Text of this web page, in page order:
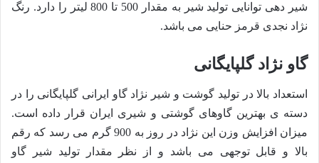
شیر دهی توانایی تولید شیر به مقدار 500 تا 800 لیتر را دارد. رنگ
نژاد نجدی قرمز حنایی می باشد.
گاو نژاد گلپایگانی
استعداد بالا در تولید گوشت و شیر نژاد گاو ایرانی گلپایگانی را در
دسته ی بهترین گاوهای گوشتی و شیری ایران قرار داده است.
میزان افزایش وزن این نژاد در روز به 900 گرم می رسد که رقم
بالا و قابل توجهی می باشد و از نظر مقدار تولید شیر گاو